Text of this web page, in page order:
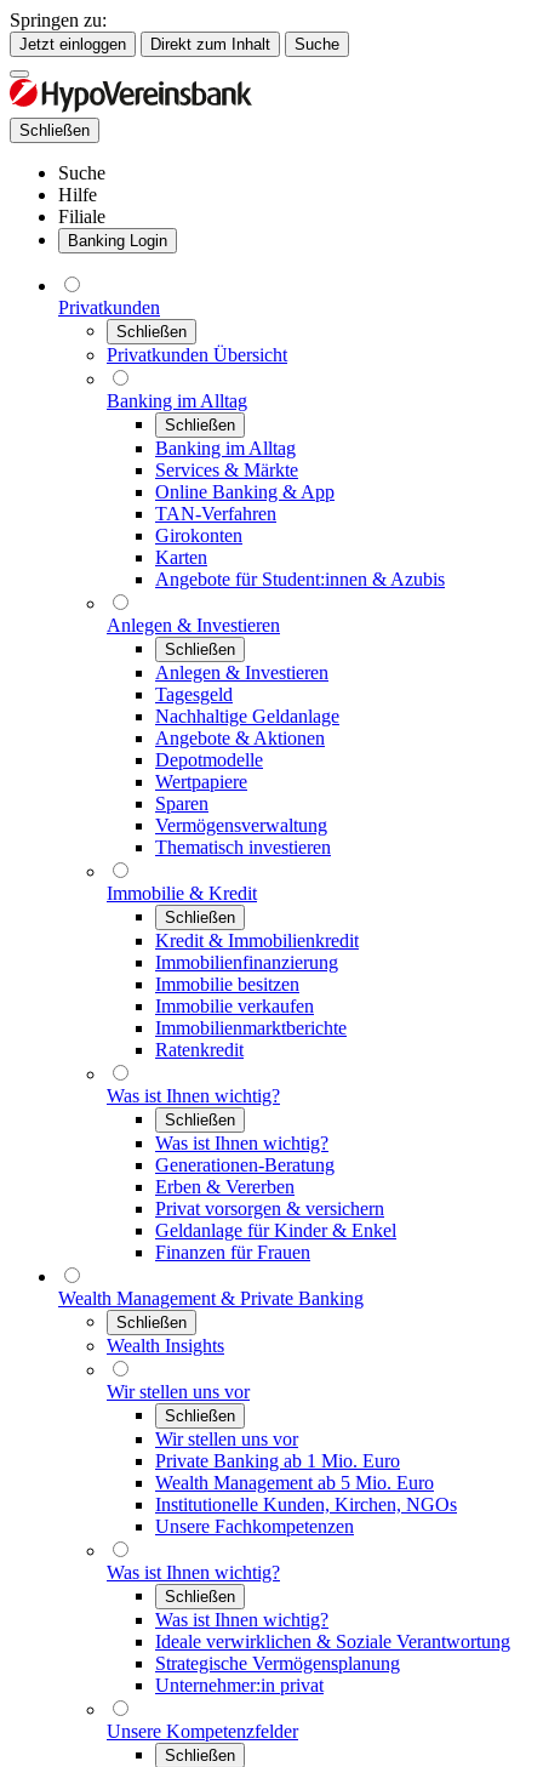
Springen zu:
Jetzt einloggen Direkt zum Inhalt Suche
Schließen
Suche
Hilfe
Filiale
Banking Login
Privatkunden
Schließen
Privatkunden Übersicht
Banking im Alltag
Schließen
Banking im Alltag
Services & Märkte
Online Banking & App
TAN-Verfahren
Girokonten
Karten
Angebote für Student:innen & Azubis
Anlegen & Investieren
Schließen
Anlegen & Investieren
Tagesgeld
Nachhaltige Geldanlage
Angebote & Aktionen
Depotmodelle
Wertpapiere
Sparen
Vermögensverwaltung
Thematisch investieren
Immobilie & Kredit
Schließen
Kredit & Immobilienkredit
Immobilienfinanzierung
Immobilie besitzen
Immobilie verkaufen
Immobilienmarktberichte
Ratenkredit
Was ist Ihnen wichtig?
Schließen
Was ist Ihnen wichtig?
Generationen-Beratung
Erben & Vererben
Privat vorsorgen & versichern
Geldanlage für Kinder & Enkel
Finanzen für Frauen
Wealth Management & Private Banking
Schließen
Wealth Insights
Wir stellen uns vor
Schließen
Wir stellen uns vor
Private Banking ab 1 Mio. Euro
Wealth Management ab 5 Mio. Euro
Institutionelle Kunden, Kirchen, NGOs
Unsere Fachkompetenzen
Was ist Ihnen wichtig?
Schließen
Was ist Ihnen wichtig?
Ideale verwirklichen & Soziale Verantwortung
Strategische Vermögensplanung
Unternehmer:in privat
Unsere Kompetenzfelder
Schließen